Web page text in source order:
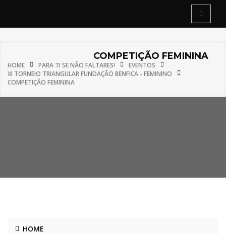
COMPETIÇÃO FEMININA
HOME PARA TI SE NÃO FALTARES!
EVENTOS
XI TORNEIO TRIANGULAR FUNDAÇÃO BENFICA - FEMININO
COMPETIÇÃO FEMININA
HOME